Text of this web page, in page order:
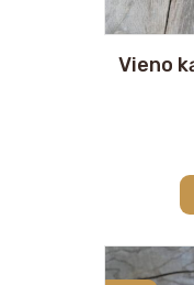
Vieno